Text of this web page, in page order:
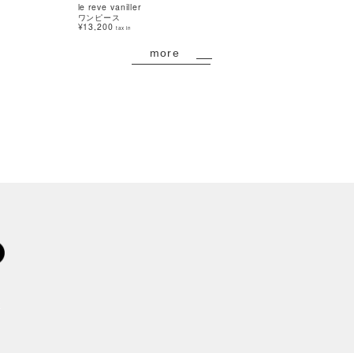
le reve vaniller
ワンピース
¥13,200 tax in
more